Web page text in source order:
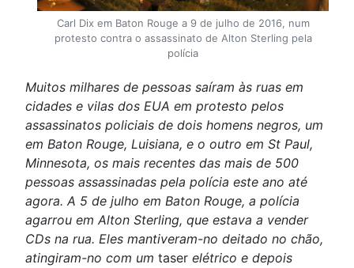
Carl Dix em Baton Rouge a 9 de julho de 2016, num
protesto contra o assassinato de Alton Sterling pela
polícia
Muitos milhares de pessoas saíram às ruas em
cidades e vilas dos EUA em protesto pelos
assassinatos policiais de dois homens negros, um
em Baton Rouge, Luisiana, e o outro em St Paul,
Minnesota, os mais recentes das mais de 500
pessoas assassinadas pela polícia este ano até
agora. A 5 de julho em Baton Rouge, a polícia
agarrou em Alton Sterling, que estava a vender
CDs na rua. Eles mantiveram-no deitado no chão,
atingiram-no com um taser elétrico e depois